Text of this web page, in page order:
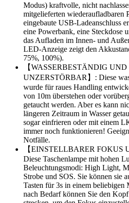
Modus) kraftvolle, nicht
mitgelieferten wiederaufladbaren
eingebaute USB-Ladeanschluss
eine Powerbank, eine Steckdose
das Aufladen im Innen- und
LED-Anzeige zeigt den
75%, 100%).
【WASSERBESTÄNDIG
UNZERSTÖRBAR】: Diese
wurde für raues Handling
von 10m überstehen oder
getaucht werden. Aber es kann
längeren Zeitraum in Wasser
sogar einfrieren oder mit einem
immer noch funktionieren!
Notfälle.
【EINSTELLBARER FOKUS
Diese Taschenlampe mit hohen
Beleuchtungsmodi: High Light,
Strobe und SOS. Sie können sie
Tasten für 3s in einem beliebigen
nach Bedarf können Sie den